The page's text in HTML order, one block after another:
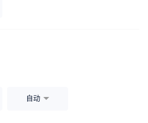
自动